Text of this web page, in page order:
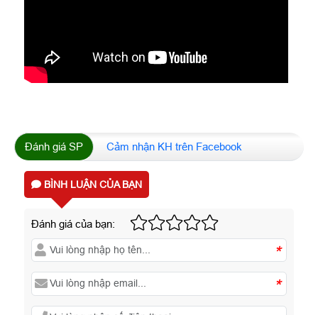
Đánh giá SP Cảm nhận KH trên Facebook
BÌNH LUẬN CỦA BẠN
Đánh giá của bạn:
*
*